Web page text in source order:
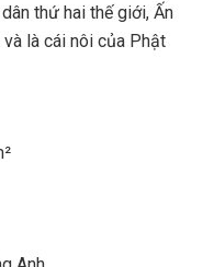
thứ hai thế giới, Ấn
là cái nôi của Phật